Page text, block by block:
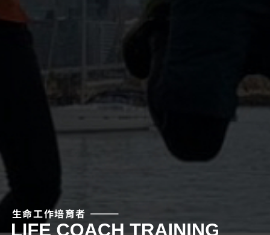
生命工作培育者 ⸻